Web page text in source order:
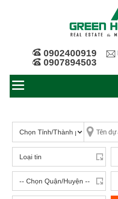
0902400919
0907894503